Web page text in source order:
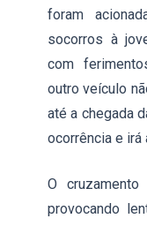
foram
socorros à
com
outro veículo
até a chegada
ocorrência e irá
O cruzamento
provocando